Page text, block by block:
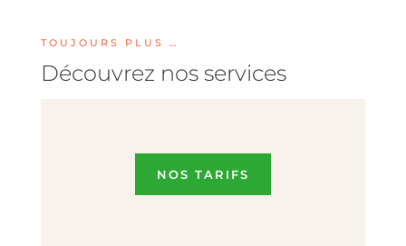
TOUJOURS PLUS …
Découvrez nos services
NOS TARIFS